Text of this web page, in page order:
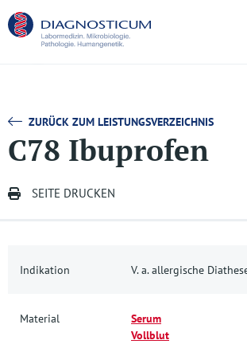
ZURÜCK ZUM LEISTUNGSVERZEICHNIS
C78 Ibuprofen
SEITE DRUCKEN
Indikation V. a. allergische
Material
Serum
Vollblut